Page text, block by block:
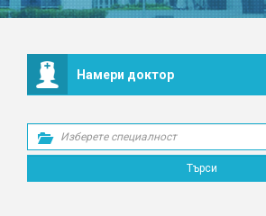
Намери доктор